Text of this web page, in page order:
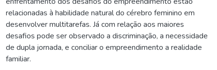
relacionadas à habilidade natural do cérebro feminino em
desenvolver multitarefas. Já com relação aos maiores
desafios pode ser observado a discriminação, a necessidade
de dupla jornada, e conciliar o empreendimento a realidade
familiar.